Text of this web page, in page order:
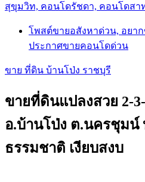
สุขุมวิท, คอนโดรัชดา, คอนโดสา
โพสต์ขายอสังหาด่วน, อยา
ประกาศขายคอนโดด่วน
ขาย ที่ดิน บ้านโป่ง ราชบุรี
ขายที่ดินแปลงสวย 2-
อ.บ้านโป่ง ต.นครชุมน์
ธรรมชาติ เงียบสงบ